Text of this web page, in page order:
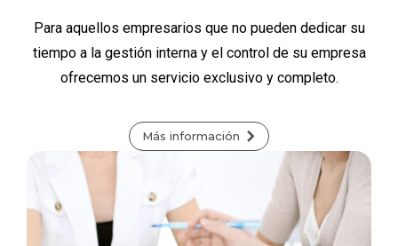
Para aquellos empresarios que no pueden dedicar su
tiempo a la gestión interna y el control de su empresa
ofrecemos un servicio exclusivo y completo.
Más información